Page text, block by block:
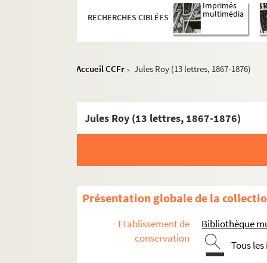
RECHERCHES CIBLÉES
Imprimés
multimédia
Accueil CCFr > Jules Roy (13 lettres, 1867-1876)
Jules Roy (13 lettres, 1867-1876)
Présentation globale de la
Etablissement de
conservation
Bibliothèque
Tous
Ms 1840. Procès-verbaux des séances de la
Ms 1841. Procès-verbaux de la
Ms 1842-1851. Inventaire et analyse des
Ms 1859. Notes et copies de documents
Ms 1860-1872. Correspondance d'Auguste
Ms 1865. Tome VI. Lettres adressées
Ms 1867. Tome VIII. Lettres
Ms 1868. Tome IX. Lettres adressées